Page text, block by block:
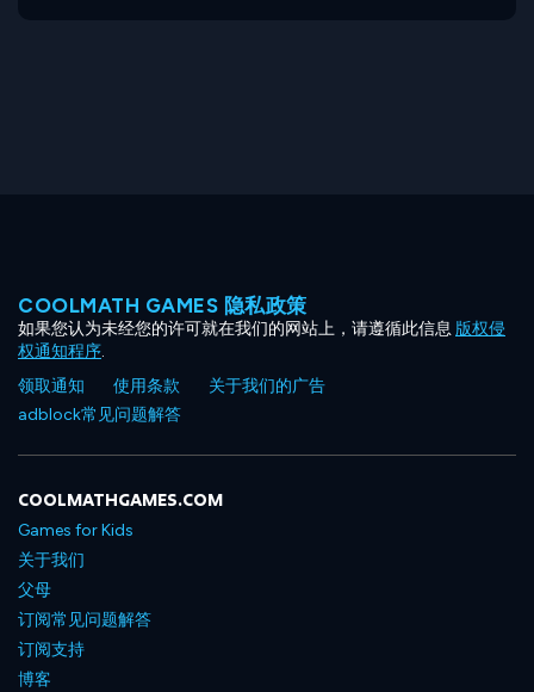
COOLMATH GAMES 隐私政策
如果您认为未经您的许可就在我们的网站上，请遵循此信息 版权侵
权通知程序.
领取通知
使用条款
关于我们的广告
adblock常见问题解答
COOLMATHGAMES.COM
Games for Kids
关于我们
父母
订阅常见问题解答
订阅支持
博客